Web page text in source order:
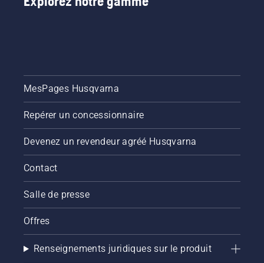
MesPages Husqvarna
Repérer un concessionnaire
Devenez un revendeur agréé Husqvarna
Contact
Salle de presse
Offres
Renseignements juridiques sur le produit